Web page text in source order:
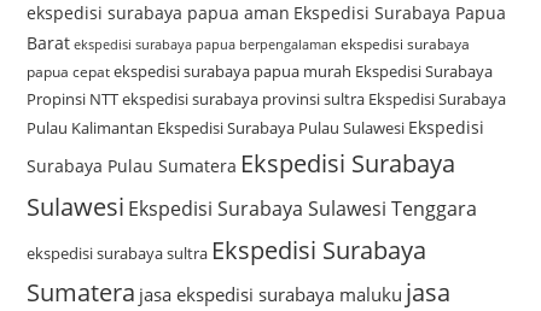
ekspedisi surabaya papua aman Ekspedisi Surabaya Papua
Barat ekspedisi surabaya papua berpengalaman ekspedisi surabaya
papua cepat ekspedisi surabaya papua murah Ekspedisi Surabaya
Propinsi NTTekspedisi surabaya provinsi sultra Ekspedisi Surabaya
Pulau Kalimantan Ekspedisi Surabaya Pulau Sulawesi Ekspedisi
Surabaya Pulau Sumatera Ekspedisi Surabaya
Sulawesi Ekspedisi Surabaya Sulawesi Tenggara
ekspedisi surabaya sultra Ekspedisi Surabaya
Sumatera jasa ekspedisi surabaya maluku jasa